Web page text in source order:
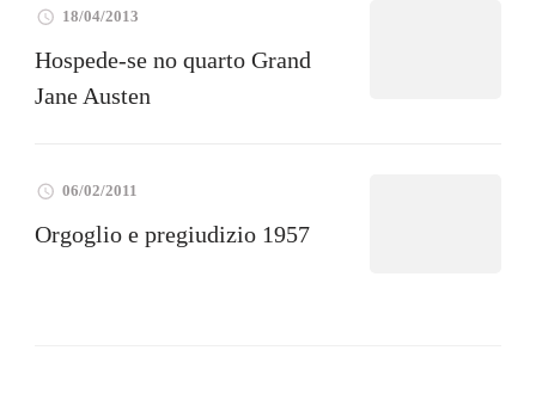
18/04/2013
Hospede-se no quarto Grand
Jane Austen
06/02/2011
Orgoglio e pregiudizio 1957